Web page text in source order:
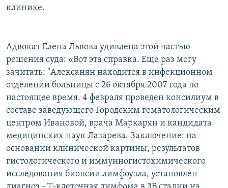
клинике.
Адвокат Елена Львова удивлена этой частью
решения суда: «Вот эта справка. Еще раз могу
зачитать: "Алексанян находится в инфекционном
отделении больницы с 26 октября 2007 года по
настоящее время. 4 февраля проведен консилиум в
составе заведующего Городским гематологическим
центром Ивановой, врача Маркарян и кандидата
медицинских наук Лазарева. Заключение: на
основании клинической картины, результатов
гистологического и иммунногистохимического
исследования биопсии лимфоузла, установлен